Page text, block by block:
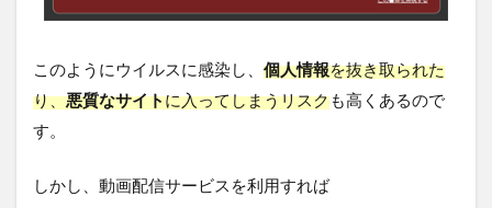
このようにウイルスに感染し、 個人情報を抜き取られた
り、悪質なサイトに入ってしまうリスクも高くあるので
す。
しかし、動画配信サービスを利用すれば